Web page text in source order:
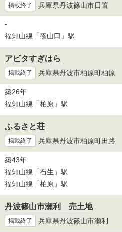
掲載終了 兵庫県丹波篠山市日置
-
福知山線 「篠山口 」駅
アビタすぎはら
掲載終了 兵庫県丹波市柏原町柏原
築26年
福知山線 「柏原 」駅
ふるさと荘
掲載終了 兵庫県丹波市柏原町田路
築43年
福知山線 「石生 」駅
福知山線 「柏原 」駅
丹波篠山市瀬利 売土地
掲載終了 兵庫県丹波篠山市瀬利